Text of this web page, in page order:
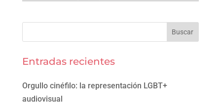
Entradas recientes
Orgullo cinéfilo: la representación LGBT+
audiovisual